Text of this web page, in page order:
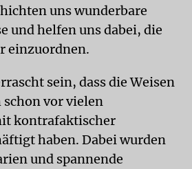
uns wunderbare
und helfen uns dabei, die
einzuordnen.
sein, dass die Weisen
schon vor vielen
kontrafaktischer
haben. Dabei wurden
und spannende